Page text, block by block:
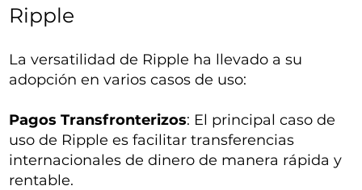
Ripple
La versatilidad de Ripple ha llevado a su
adopción en varios casos de uso:
Pagos Transfronterizos: El principal caso de
uso de Ripple es facilitar transferencias
internacionales de dinero de manera rápida y
rentable.